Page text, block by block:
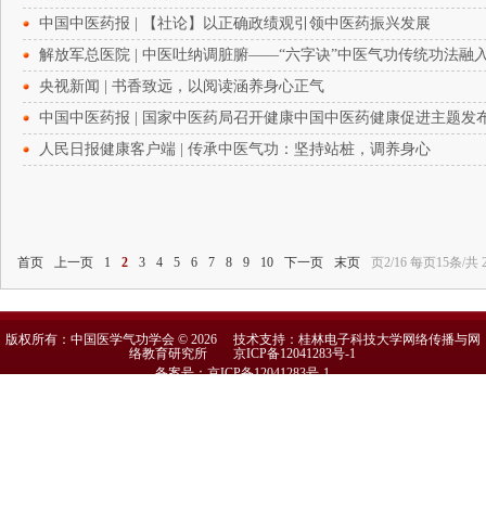
中国中医药报 | 【社论】以正确政绩观引领中医药振兴发展
解放军总医院 | 中医吐纳调脏腑——“六字诀”中医气功传统功法融
央视新闻 | 书香致远，以阅读涵养身心正气
中国中医药报 | 国家中医药局召开健康中国中医药健康促进主题发
人民日报健康客户端 | 传承中医气功：坚持站桩，调养身心
首页 上一页 1 2 3 4 5 6 7 8 9 10 下一页 末页 页2/16 每页15条/共
版权所有：中国医学气功学会 © 2026 技术支持：桂林电子科技大学网络传播与网
络教育研究所京ICP备12041283号-1
备案号：京ICP备12041283号-1